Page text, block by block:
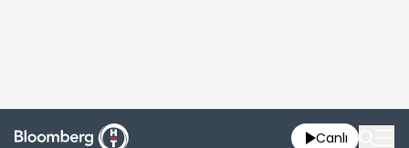
Canlı